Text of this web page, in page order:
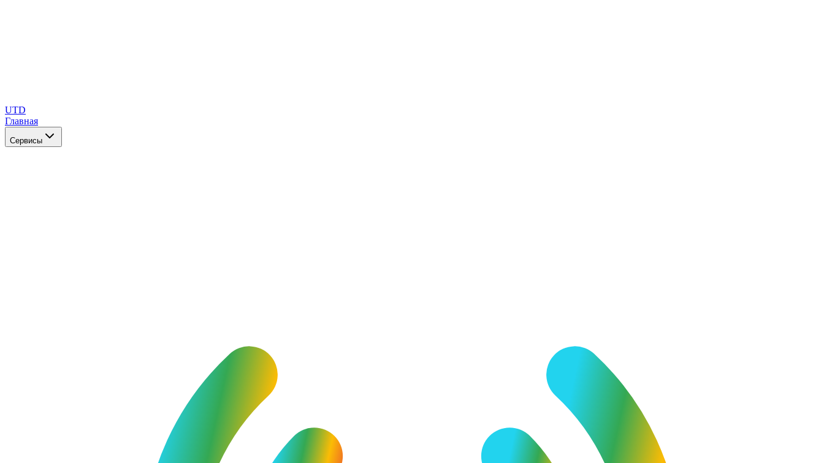
UTD
Главная
Сервисы